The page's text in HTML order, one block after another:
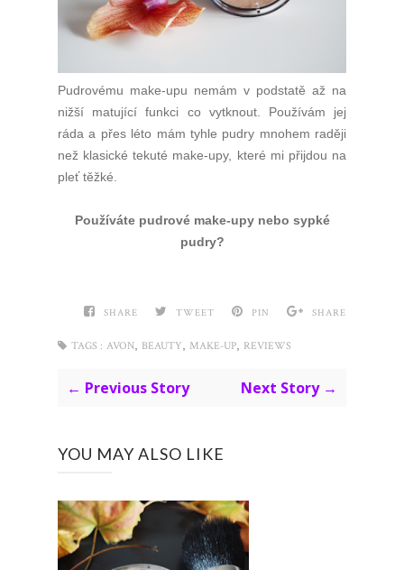
Pudrovému make-upu nemám v podstatě až na
nižší matující funkci co vytknout. Používám jej
ráda a přes léto mám tyhle pudry mnohem raději
než klasické tekuté make-upy, které mi přijdou na
pleť těžké.
Používáte pudrové make-upy nebo sypké
pudry?
SHARE TWEET PIN SHARE
TAGS : AVON, BEAUTY, MAKE-UP, REVIEWS
← Previous Story Next Story →
YOU MAY ALSO LIKE